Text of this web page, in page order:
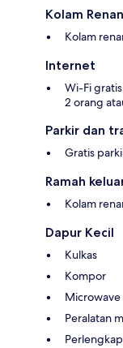
Kolam
Kolam
Internet
Wi-Fi
2 orang
Parkir dan
Gratis
Ramah
Kolam
Dapur Kecil
Kulkas
Kompor
Microwave
Peralatan